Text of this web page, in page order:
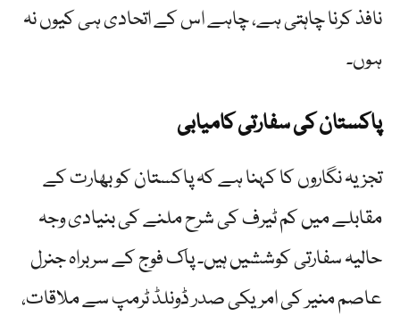
نافذ کرنا چاہتی ہے، چاہے اس کے اتحادی ہی کیوں نہ
ہوں۔
پاکستان کی سفارتی کامیابی
تجزیہ نگاروں کا کہنا ہے کہ پاکستان کو بھارت کے
مقابلے میں کم ٹیرف کی شرح ملنے کی بنیادی وجہ
حالیہ سفارتی کوششیں ہیں۔ پاک فوج کے سربراہ جنرل
عاصم منیر کی امریکی صدر ڈونلڈ ٹرمپ سے ملاقات،